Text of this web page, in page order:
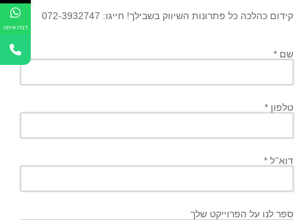
קידום כהלכה כל פתרונות השיווק בשבילך! חייגו: 072-3932747
שם *
טלפון *
דוא’’ל *
ספר לנו על הפרוייקט שלך
דברו איתנו